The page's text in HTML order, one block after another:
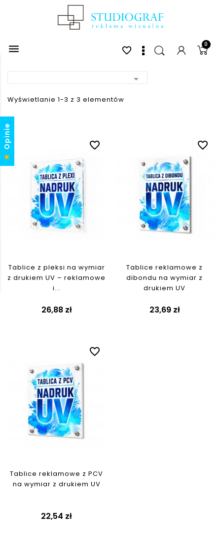
 0
favorite_border

Wyświetlanie 1-3 z 3 elementów
favorite_border
Tablice z pleksi na wymiar
z drukiem UV – reklamowe
i...
26,88 zł
favorite_border
Tablice reklamowe z
dibondu na wymiar z
drukiem UV
23,69 zł
favorite_border
Tablice reklamowe z PCV
na wymiar z drukiem UV
22,54 zł
Opinie